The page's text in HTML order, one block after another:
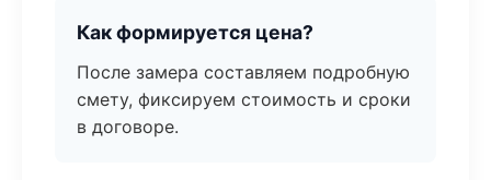
Как формируется цена?
После замера составляем подробную
смету, фиксируем стоимость и сроки
в договоре.